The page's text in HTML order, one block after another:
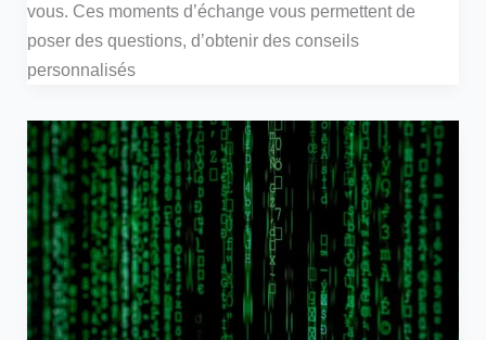
vous. Ces moments d’échange vous permettent de
poser des questions, d’obtenir des conseils
personnalisés